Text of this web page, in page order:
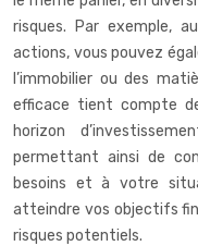
risques. Par exemple,
actions, vous pouvez
l’immobilier ou des
efficace tient compte
horizon
permettant ainsi de
besoins et à votre
atteindre vos objectifs
risques potentiels.